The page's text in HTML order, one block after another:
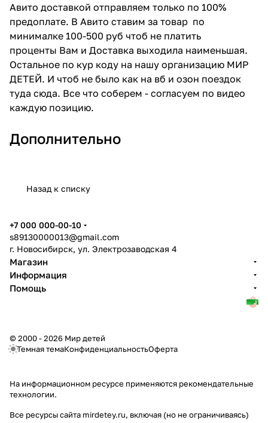
Авито доставкой отправляем только по 100%
предоплате. В Авито ставим за товар по
минималке 100-500 руб чтоб не платить
проценты Вам и Доставка выходила наименьшая.
Остальное по кур коду на нашу организацию МИР
ДЕТЕЙ. И чтоб не было как на вб и озон поездок
туда сюда. Все что соберем - согласуем по видео
каждую позицию.
Дополнительно
Назад к списку
+7 000 000-00-10
s89130000013@gmail.com
г. Новосибирск, ул. Электрозаводская 4
Магазин
Информация
Помощь
© 2000 - 2026 Мир детей
Темная темаКонфиденциальностьОферта
На информационном ресурсе применяются рекомендательные
технологии.
Все ресурсы сайта mirdetey.ru, включая (но не ограничиваясь)